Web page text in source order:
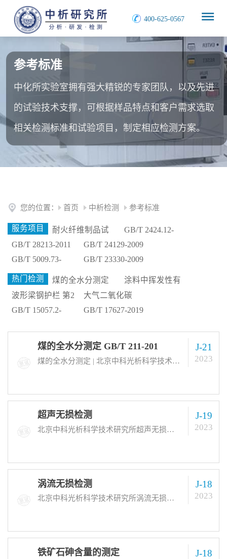
400-625-0567
参考标准
中化所实验室拥有强大精锐的专家团队，以及先进
的试验技术支撑，可根据样品特点和客户需求选取
相关检测标准和试验项目，制定相应检测方案。
您的位置： 首页 中析检测 参考标准
服务项目
耐火纤维制品试
验方法 GB/T
17911-2018
GB/T 2424.12-
2014 接触点和连
接件的硫化氢试
验导则
GB/T 28213-2011
实验室玻璃仪器
培养皿
GB/T 24129-2009
胶鞋、运动鞋外
底不留痕试验方
法
GB/T 5009.73-
乙烷残留量的测
定
GB/T 23330-2009
求
热门检测
煤的全水分测定
GB/T 211-201
涂料中挥发性有
机化合物(VOC)释
放量的测定 GB/T
37884-2019
波形梁钢护栏 第2
部分：三波形梁
钢护栏 GB/T
大气二氧化碳
(CO2)光腔衰荡光
谱观测系统 GB/T
GB/T 15057.2-
石中氧化钙和氧
化镁含量的测定
GB/T 17627-2019
高电压试验技术
煤的全水分测定 GB/T 211-201
煤的全水分测定 | 北京中科光析科学技术研究所煤中全水分测定方法如：GB/T 211-201等，可进行烟煤焦炭、硬煤、褐煤、无烟煤、煤油等各种样品的分析测试服务。检测周期：常规到样后7-15个工作日出具试验报告。
J-21
2023
超声无损检测
北京中科光析科学技术研究所超声无损检测标准：GB/T 11259-2015等，可进行焊接接头、铸件、锻件、管道、容器等各种样品的分析测试服务。检测周期：常规到样后7-15个工作日出具试验报告。
J-19
2023
涡流无损检测
北京中科光析科学技术研究所涡流无损检测标准：GB/T 30565-2014等，可进行零件和组件、航空航天部件、轴承和齿轮、管道和管件等各种样品疲劳损伤检测、焊接质量、材料表面缺陷的分析测试服务。检测周期：常规到样后7-15个工作日出具试验报告。
J-18
2023
铁矿石砷含量的测定 J-18